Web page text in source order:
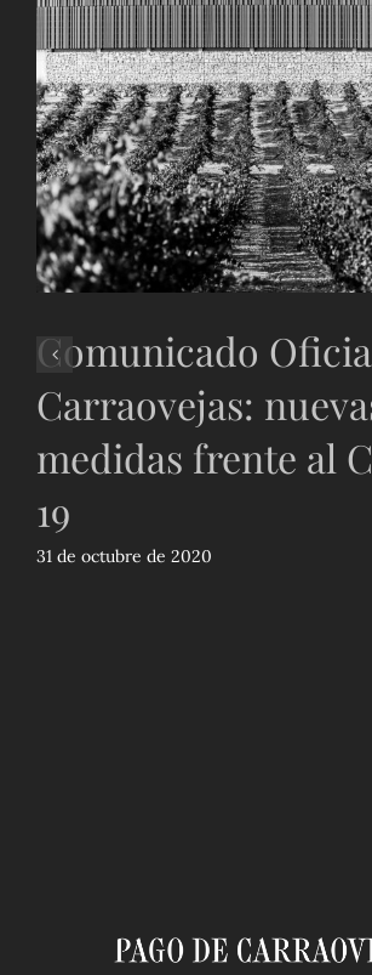
Comunicado
Carraovejas:
medidas frente al
19
31 de octubre de 2020